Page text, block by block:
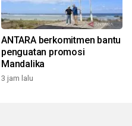
ANTARA berkomitmen bantu
penguatan promosi
Mandalika
3 jam lalu